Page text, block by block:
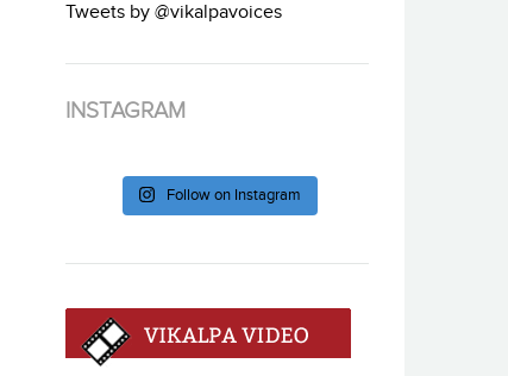
Tweets by @vikalpavoices
INSTAGRAM
Follow on Instagram